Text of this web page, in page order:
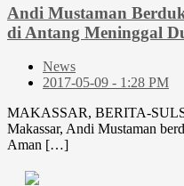
Andi Mustaman
di Antang Meninggal
News
2017-05-09 - 1:28 PM
MAKASSAR, BERITA-
Makassar, Andi Mustaman
Aman […]